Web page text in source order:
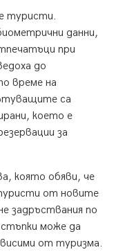
туристи.
данни,
при
до
време на
са
което е
за
която обяви, че
от новите
задръствания по
може да
от туризма.